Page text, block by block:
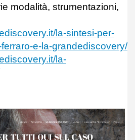
modalità, strumentazioni,
la-sintesi-per-
e-la-grandediscovery/
la-